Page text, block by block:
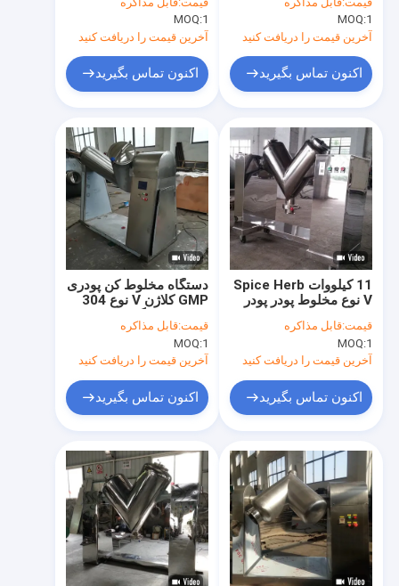
غذایی
MOQ:1
آخرین قیمت را دریافت کنید
اکنون تماس بگیرید
MOQ:1
آخرین قیمت را دریافت کنید
اکنون تماس بگیرید
دستگاه مخلوط کن پودری
GMP کلاژن V نوع 304
قیمت:قابل مذاکره
MOQ:1
آخرین قیمت را دریافت کنید
اکنون تماس بگیرید
11 کیلووات Spice Herb
V نوع مخلوط پودر پودر
مخلوط کردن پودر
قیمت:قابل مذاکره
MOQ:1
آخرین قیمت را دریافت کنید
اکنون تماس بگیرید